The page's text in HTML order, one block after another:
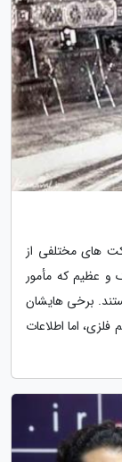
های مختلفی از
و عظیم که مأمور
برخی هایشان
اما اطلاعات